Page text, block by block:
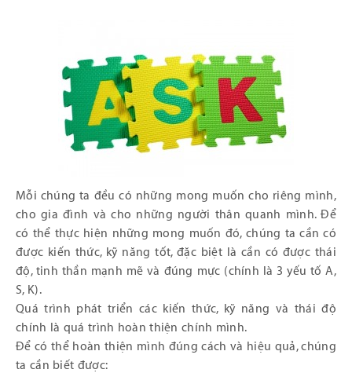
Mỗi chúng ta đều có những mong muốn cho riêng mình,
cho gia đình và cho những người thân quanh mình. Để
có thể thực hiện những mong muốn đó, chúng ta cần có
được kiến thức, kỹ năng tốt, đặc biệt là cần có được thái
độ, tinh thần mạnh mẽ và đúng mực (chính là 3 yếu tố A,
S, K).
Quá trình phát triển các kiến thức, kỹ năng và thái độ
chính là quá trình hoàn thiện chính mình.
Để có thể hoàn thiện mình đúng cách và hiệu quả, chúng
ta cần biết được: